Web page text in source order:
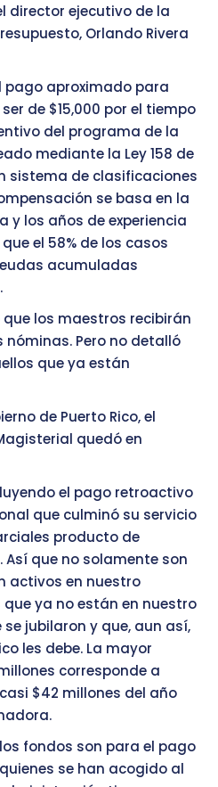
director ejecutivo de la
Orlando Rivera
pago aproximado para
de $15,000 por el tiempo
del programa de la
mediante la Ley 158 de
sistema de clasificaciones
se basa en la
y los años de experiencia
el 58% de los casos
acumuladas
los maestros recibirán
Pero no detalló
que ya están
de Puerto Rico, el
quedó en
el pago retroactivo
que culminó su servicio
producto de
que no solamente son
activos en nuestro
ya no están en nuestro
jubilaron y que, aun así,
les debe. La mayor
corresponde a
$42 millones del año
fondos son para el pago
se han acogido al